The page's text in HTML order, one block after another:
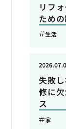
リフ
ため
生活
失敗
修に
ス
家